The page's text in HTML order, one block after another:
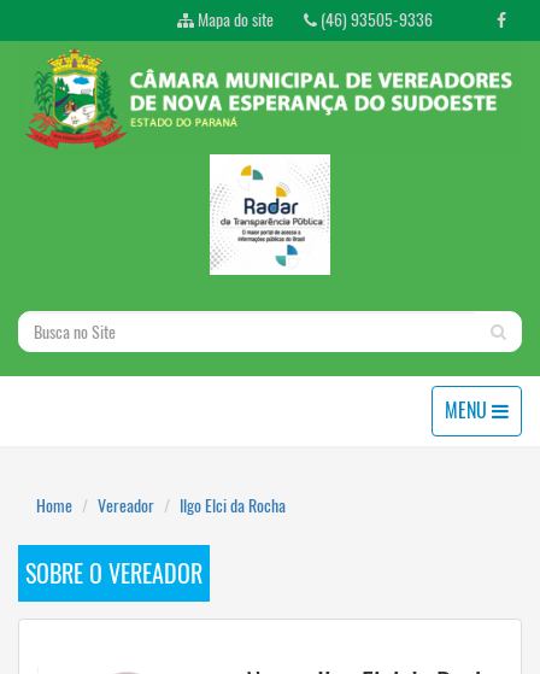
Mapa do site (46) 93505-9336
MENU
Home Vereador Ilgo Elci da Rocha
SOBRE O VEREADOR